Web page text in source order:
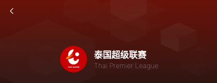
泰国超级联赛
Thai Premier League